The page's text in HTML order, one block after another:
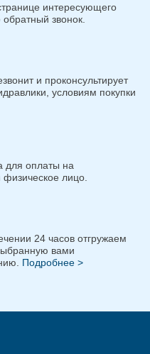
интересующего
звонок.
и проконсультирует
условиям покупки
для оплаты на
лицо.
24 часов отгружаем
вами
Подробнее >